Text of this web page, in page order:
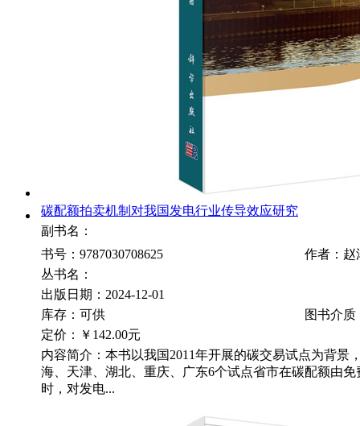
碳配额拍卖机制对我国发电行业传导效应研究
副书名：
书号：9787030708625
作者：赵
丛书名：
出版日期：2024-12-01
库存：可供
图书介质
定价：
￥142.00元
内容简介：本书以我国2011年开展的碳交易试点为背景
海、天津、湖北、重庆、广东6个试点省市在碳配额由
时，对发电...